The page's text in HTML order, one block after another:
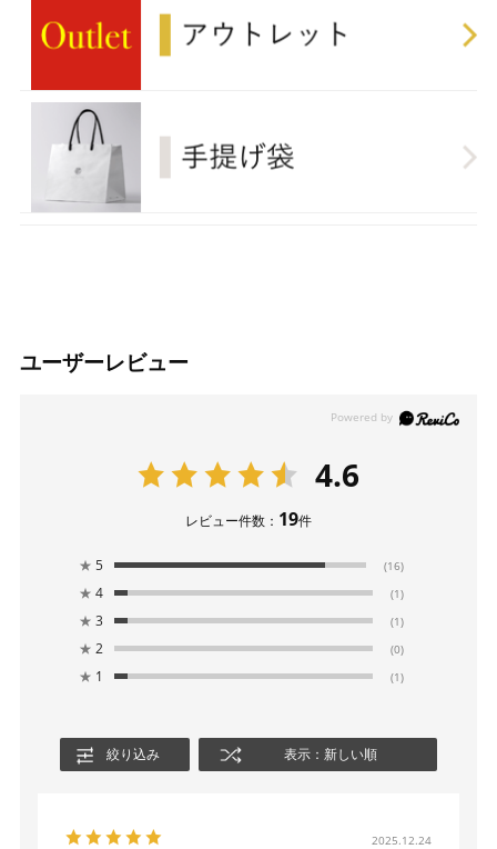
ユーザーレビュー
4.6
レビュー件数： 19件
★ 5 (16)
★ 4 (1)
★ 3 (1)
★ 2 (0)
★ 1 (1)
絞り込み 表示：新しい順
2025.12.24